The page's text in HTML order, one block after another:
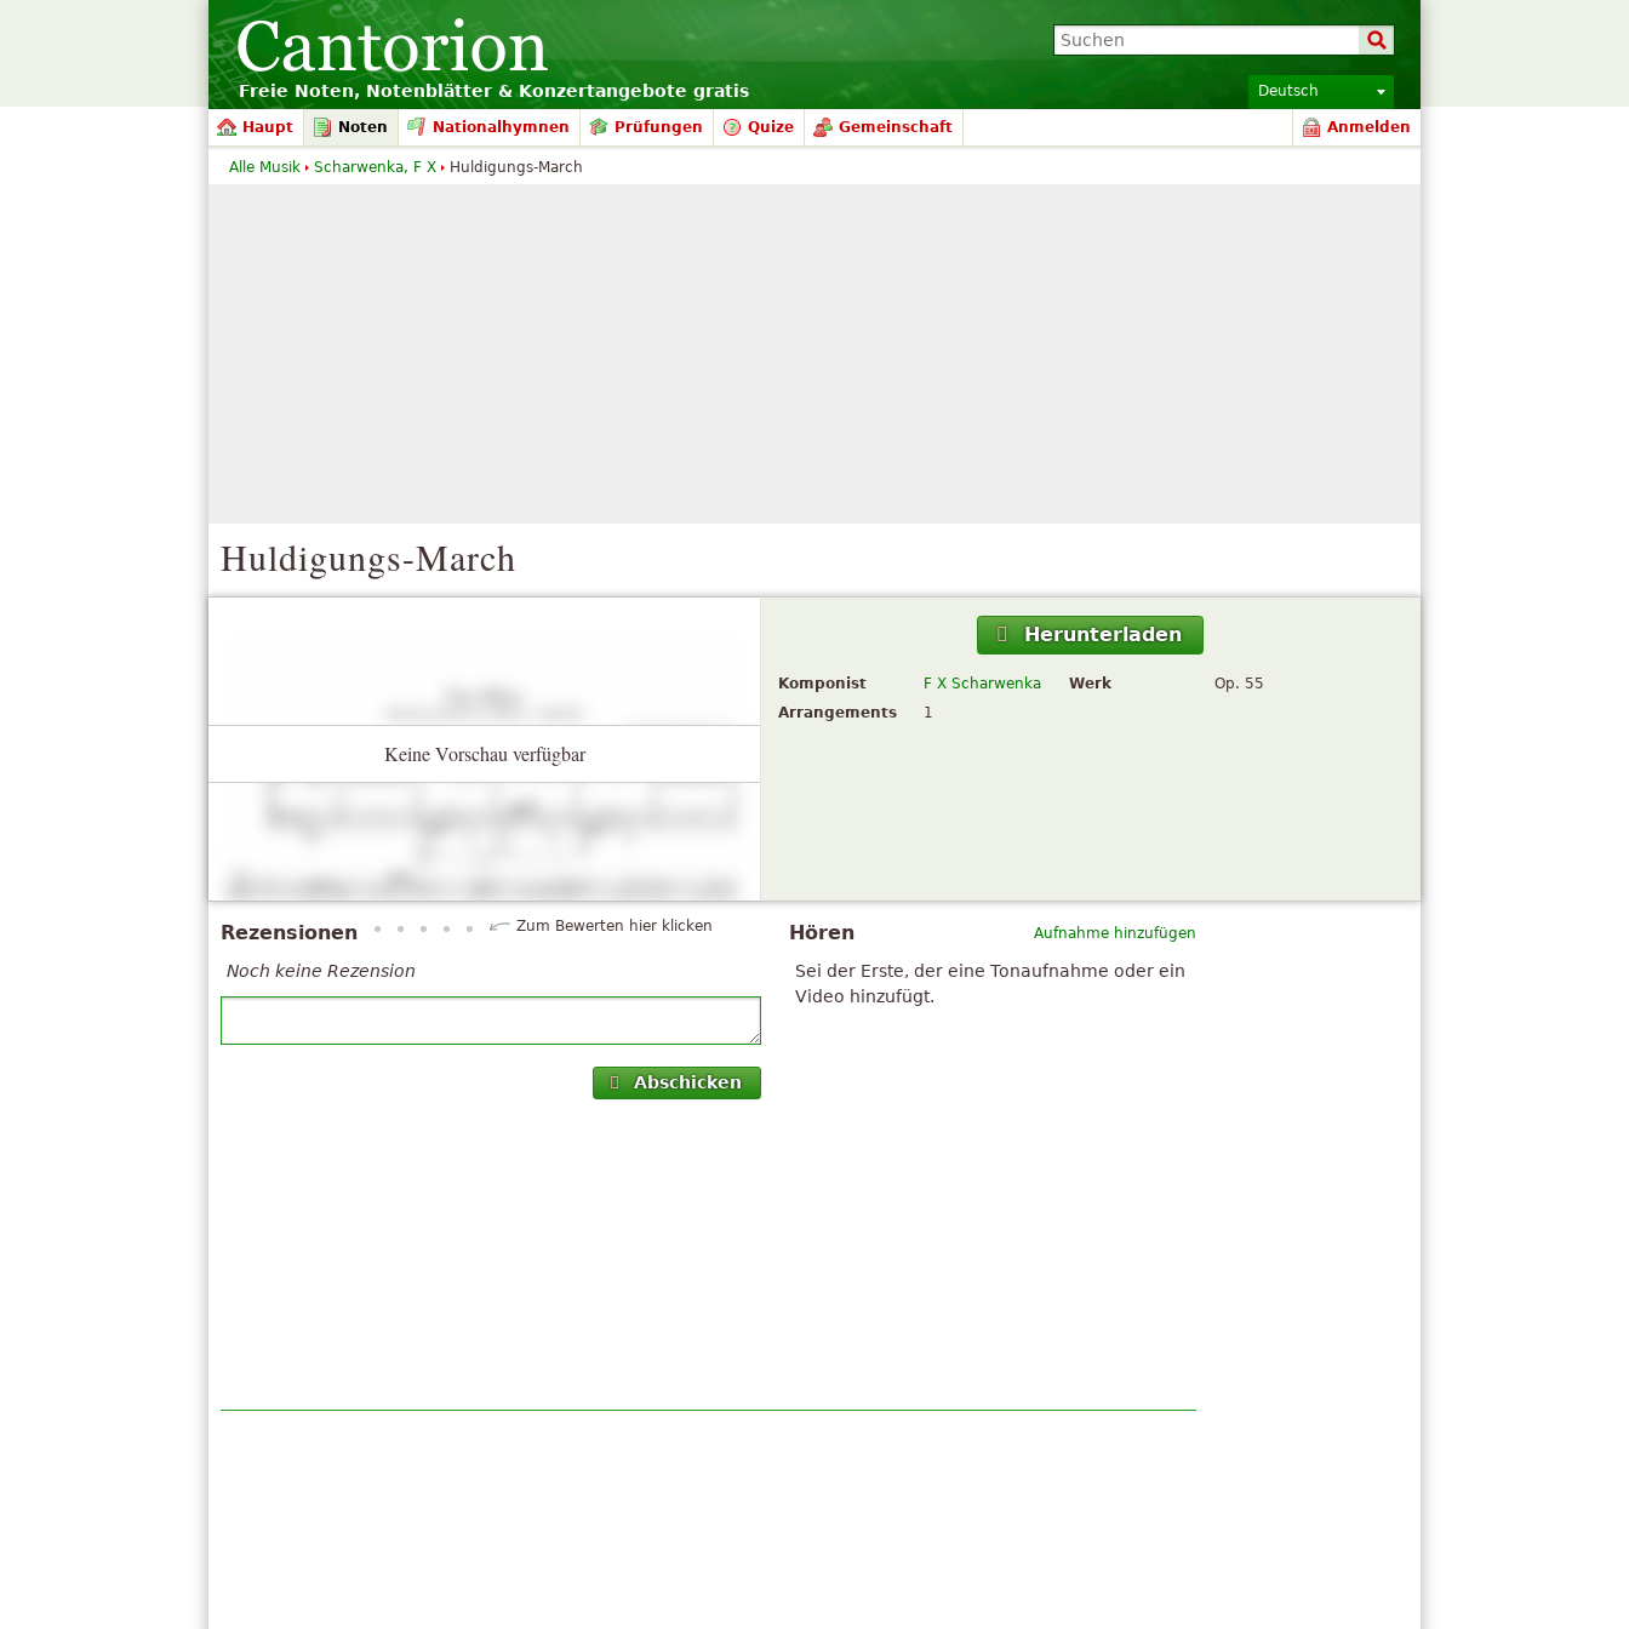
Freie Noten, Notenblätter & Konzertangebote gratis Deutsch
Haupt Noten Nationalhymnen Prüfungen Quize Gemeinschaft Anmelden
Huldigungs-March
Keine Vorschau verfügbar
Herunterladen
Komponist F X Scharwenka Werk
Op. 55
Arrangements
1
Aufnahme hinzufügen
Hören
Sei der Erste, der eine Tonaufnahme oder ein
Video hinzufügt.
Rezensionen Zum Bewerten hier klicken
Noch keine Rezension
Abschicken
Alle Musik Scharwenka, F X Huldigungs-March